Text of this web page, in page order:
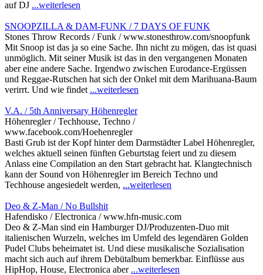
auf DJ ...weiterlesen
SNOOPZILLA & DAM-FUNK / 7 DAYS OF FUNK
Stones Throw Records / Funk / www.stonesthrow.com/snoopfunk
Mit Snoop ist das ja so eine Sache. Ihn nicht zu mögen, das ist quasi
unmöglich. Mit seiner Musik ist das in den vergangenen Monaten
aber eine andere Sache. Irgendwo zwischen Eurodance-Ergüssen
und Reggae-Rutschen hat sich der Onkel mit dem Marihuana-Baum
verirrt. Und wie findet ...weiterlesen
V.A. / 5th Anniversary Höhenregler
Höhenregler / Techhouse, Techno /
www.facebook.com/Hoehenregler
Basti Grub ist der Kopf hinter dem Darmstädter Label Höhenregler,
welches aktuell seinen fünften Geburtstag feiert und zu diesem
Anlass eine Compilation an den Start gebracht hat. Klangtechnisch
kann der Sound von Höhenregler im Bereich Techno und
Techhouse angesiedelt werden, ...weiterlesen
Deo & Z-Man / No Bullshit
Hafendisko / Electronica / www.hfn-music.com
Deo & Z-Man sind ein Hamburger DJ/Produzenten-Duo mit
italienischen Wurzeln, welches im Umfeld des legendären Golden
Pudel Clubs beheimatet ist. Und diese musikalische Sozialisation
macht sich auch auf ihrem Debütalbum bemerkbar. Einflüsse aus
HipHop, House, Electronica aber ...weiterlesen